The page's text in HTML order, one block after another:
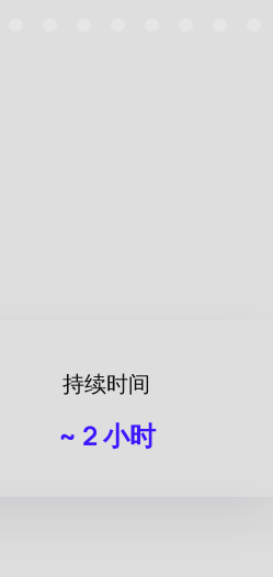
持续时间
~ 2 小时